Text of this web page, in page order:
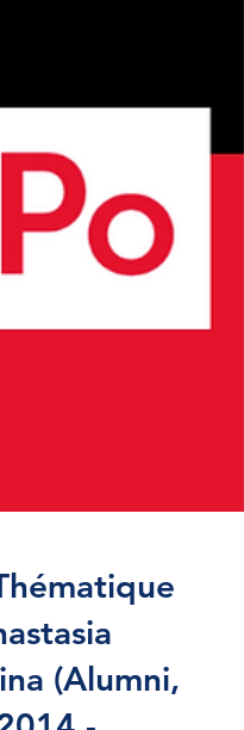
(Alumni,